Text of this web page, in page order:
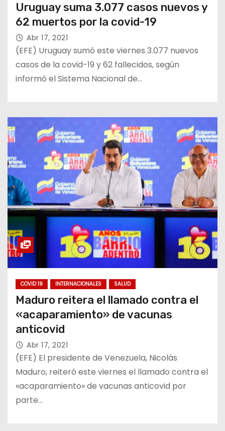
Uruguay suma 3.077 casos nuevos y
62 muertos por la covid-19
Abr 17, 2021
(EFE) Uruguay sumó este viernes 3.077 nuevos
casos de la covid-19 y 62 fallecidos, según
informó el Sistema Nacional de…
COVID 19 INTERNACIONALES SALUD
Maduro reitera el llamado contra el
«acaparamiento» de vacunas
anticovid
Abr 17, 2021
(EFE) El presidente de Venezuela, Nicolás
Maduro, reiteró este viernes el llamado contra el
«acaparamiento» de vacunas anticovid por
parte…